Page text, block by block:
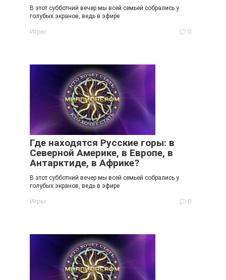
В этот субботний вечер мы всей семьей собрались у
голубых экранов, ведь в эфире
Игры 0
Где находятся Русские горы: в
Северной Америке, в Европе, в
Антарктиде, в Африке?
В этот субботний вечер мы всей семьей собрались у
голубых экранов, ведь в эфире
Игры 0